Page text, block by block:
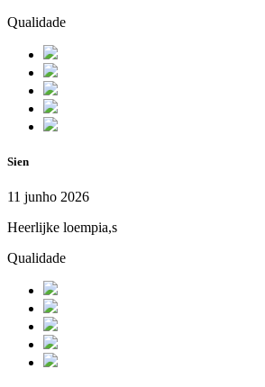
Qualidade
Sien
11 junho 2026
Heerlijke loempia,s
Qualidade